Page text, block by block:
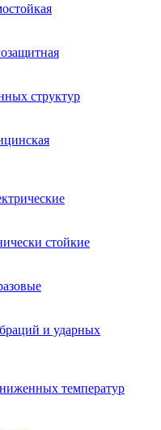
структур
стойкие
и ударных
температур